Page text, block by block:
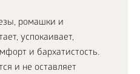
ромашки и
успокаивает,
и бархатистость.
и не оставляет